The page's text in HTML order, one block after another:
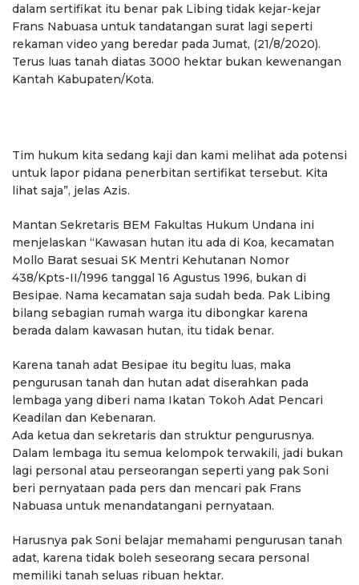
dalam sertifikat itu benar pak Libing tidak kejar-kejar
Frans Nabuasa untuk tandatangan surat lagi seperti
rekaman video yang beredar pada Jumat, (21/8/2020).
Terus luas tanah diatas 3000 hektar bukan kewenangan
Kantah Kabupaten/Kota.
Tim hukum kita sedang kaji dan kami melihat ada potensi
untuk lapor pidana penerbitan sertifikat tersebut. Kita
lihat saja”, jelas Azis.
Mantan Sekretaris BEM Fakultas Hukum Undana ini
menjelaskan “Kawasan hutan itu ada di Koa, kecamatan
Mollo Barat sesuai SK Mentri Kehutanan Nomor
438/Kpts-II/1996 tanggal 16 Agustus 1996, bukan di
Besipae. Nama kecamatan saja sudah beda. Pak Libing
bilang sebagian rumah warga itu dibongkar karena
berada dalam kawasan hutan, itu tidak benar.
Karena tanah adat Besipae itu begitu luas, maka
pengurusan tanah dan hutan adat diserahkan pada
lembaga yang diberi nama Ikatan Tokoh Adat Pencari
Keadilan dan Kebenaran.
Ada ketua dan sekretaris dan struktur pengurusnya.
Dalam lembaga itu semua kelompok terwakili, jadi bukan
lagi personal atau perseorangan seperti yang pak Soni
beri pernyataan pada pers dan mencari pak Frans
Nabuasa untuk menandatangani pernyataan.
Harusnya pak Soni belajar memahami pengurusan tanah
adat, karena tidak boleh seseorang secara personal
memiliki tanah seluas ribuan hektar.